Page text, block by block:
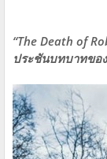
“The Death of
ประชันบทบาทขอ